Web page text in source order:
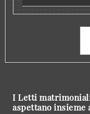
I Letti
aspettano insieme